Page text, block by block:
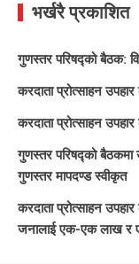
भर्खरै प्रकाशित
गुणस्तर परिषद्को बैठक:
करदाता प्रोत्साहन
करदाता प्रोत्साहन
गुणस्तर परिषद्को बैठकमा
गुणस्तर मापदण्ड स्वीकृत
करदाता प्रोत्साहन
जनालाई एक-एक लाख र